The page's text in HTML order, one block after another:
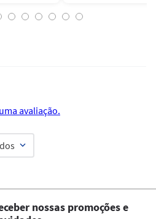
avaliação.
nossas promoções e